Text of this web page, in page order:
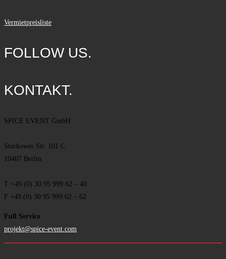
Vermietpreisliste
FOLLOW US.
KONTAKT.
SPICE EVENT GmbH
Storkower Str. 101 C
10407 Berlin
T +49 (0) 30 95 999 62 – 40
F +49 (0) 30 95 999 62 – 62
Full Service
projekt@spice-event.com